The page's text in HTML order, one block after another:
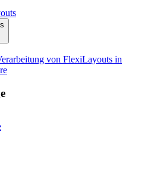
von FlexiLayouts in